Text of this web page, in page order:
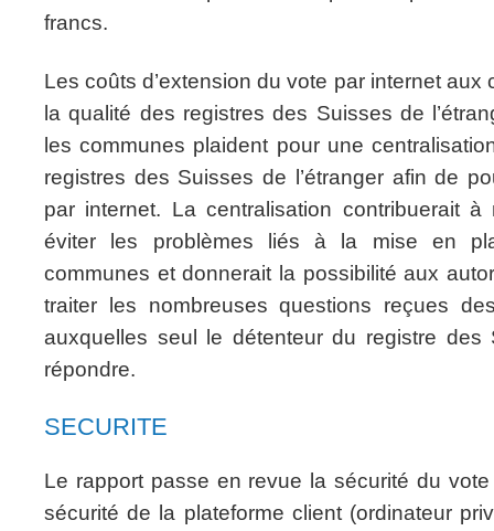
francs.
Les coûts d’extension du vote par internet
la qualité des registres des Suisses de
les communes plaident pour une
registres des Suisses de l’étranger afin de
par internet. La centralisation contribuerait
éviter les problèmes liés à la mise en
communes et donnerait la possibilité aux
traiter les nombreuses questions reçues
auxquelles seul le détenteur du registre des
répondre.
SECURITE
Le rapport passe en revue la sécurité du
sécurité de la plateforme client (ordinateur